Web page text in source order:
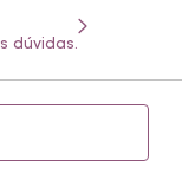
dúvidas.